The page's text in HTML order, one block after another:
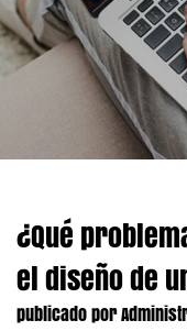
¿Qué
el diseño de
publicado por